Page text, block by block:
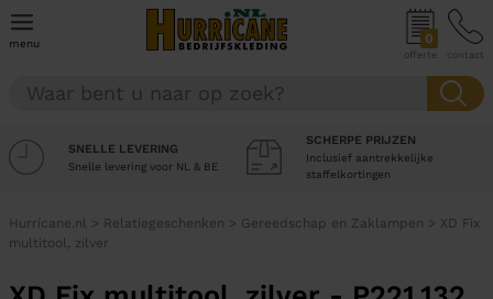
menu 0
offerte contact
SNELLE LEVERING
Snelle levering voor NL & BE
SCHERPE PRIJZEN
Inclusief aantrekkelijke
staffelkortingen
Hurricane.nl > Relatiegeschenken > Gereedschap en Zaklampen > XD Fix
multitool, zilver